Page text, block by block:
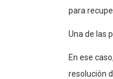
para
Una de las
En ese
resolución